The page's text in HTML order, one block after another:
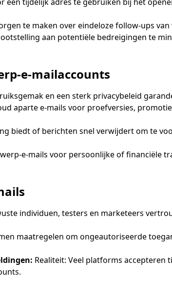
te maken over eindeloze follow-ups
aan potentiële bedreigingen te
e-mailaccounts
en een sterk privacybeleid
aparte e-mails voor proefversies,
biedt of berichten snel verwijdert om te
e-mails voor persoonlijke of financiële
individuen, testers en marketeers
maatregelen om ongeautoriseerde
Realiteit: Veel platforms accepteren